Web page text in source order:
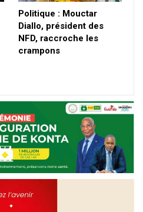
Politique : Mouctar
Diallo, président des
NFD, raccroche les
crampons